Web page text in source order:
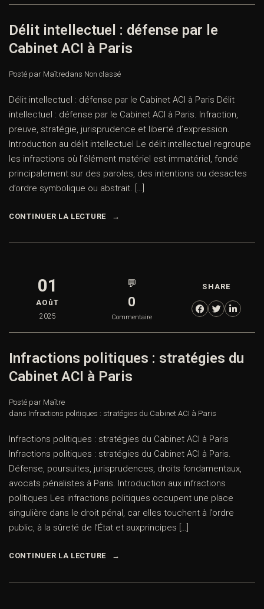
Délit intellectuel : défense par le
Cabinet ACI à Paris
Posté par Maîtredans Non classé
Délit intellectuel : défense par le Cabinet ACI à Paris Délit
intellectuel : défense par le Cabinet ACI à Paris. Infraction,
preuve, stratégie, jurisprudence et liberté d’expression.
Introduction au délit intellectuel Le délit intellectuel regroupe
les infractions où l’élément matériel est immatériel, fondé
principalement sur des paroles, des intentions ou desactes
d’ordre symbolique ou abstrait. […]
CONTINUER LA LECTURE
01
AOûT
2025
💬
0
Commentaire
SHARE
Infractions politiques : stratégies du
Cabinet ACI à Paris
Posté par Maître
dans Infractions politiques : stratégies du Cabinet ACI à Paris
Infractions politiques : stratégies du Cabinet ACI à Paris
Infractions politiques : stratégies du Cabinet ACI à Paris.
Défense, poursuites, jurisprudences, droits fondamentaux,
avocats pénalistes à Paris. Introduction aux infractions
politiques Les infractions politiques occupent une place
singulière dans le droit pénal, car elles touchent à l’ordre
public, à la sûreté de l’État et auxprincipes […]
CONTINUER LA LECTURE